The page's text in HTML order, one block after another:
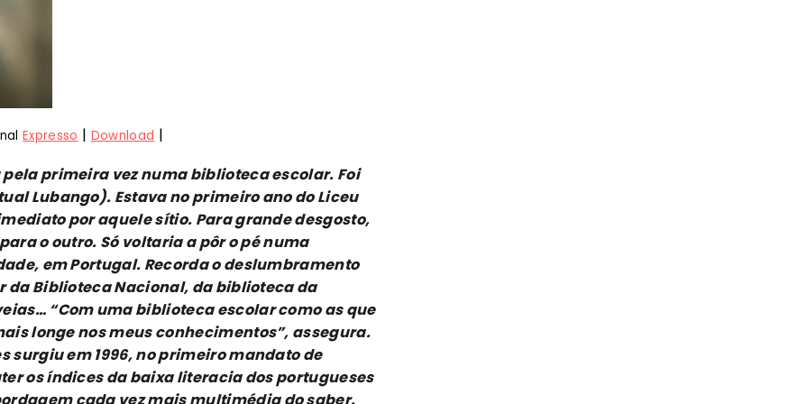
Expresso | Download |
primeira vez numa biblioteca escolar. Foi
Lubango). Estava no primeiro ano do Liceu
por aquele sítio. Para grande desgosto,
o outro. Só voltaria a pôr o pé numa
em Portugal. Recorda o deslumbramento
da Biblioteca Nacional, da biblioteca da
“Com uma biblioteca escolar como as que
longe nos meus conhecimentos”, assegura.
surgiu em 1996, no primeiro mandato de
os índices da baixa literacia dos portugueses
cada vez mais multimédia do saber.